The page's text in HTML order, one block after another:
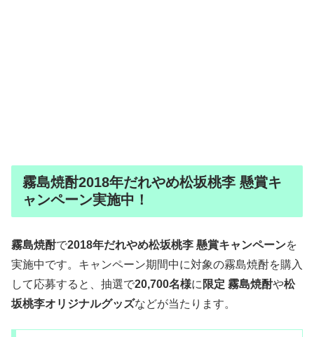
霧島焼酎2018年だれやめ松坂桃李 懸賞キ
ャンペーン実施中！
霧島焼酎で2018年だれやめ松坂桃李 懸賞キャンペーンを
実施中です。キャンペーン期間中に対象の霧島焼酎を購入
して応募すると、抽選で20,700名様に 限定 霧島焼酎や松
坂桃李オリジナルグッズなどが当たります。